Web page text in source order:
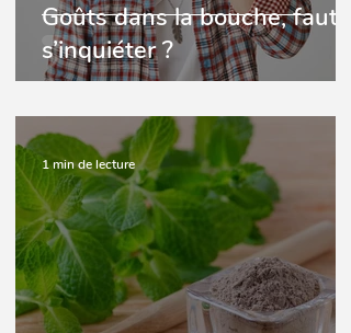
Goûts dans la bouche, faut-il
s’inquiéter ?
1 min de lecture